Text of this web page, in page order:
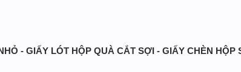
- GIẤY LÓT HỘP QUÀ CẮT SỢI - GIẤY CHÈN HỘP